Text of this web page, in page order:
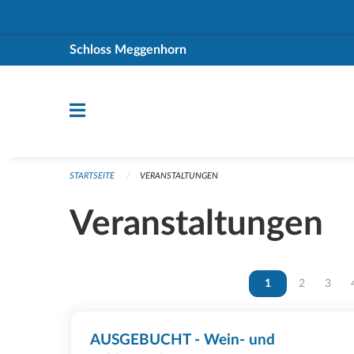
Schloss Meggenhorn
STARTSEITE VERANSTALTUNGEN
Veranstaltungen
Vous êtes sur la
1 Vous êtes
2 Vous
3
AUSGEBUCHT - Wein- und